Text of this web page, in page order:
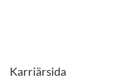
Karriärsida